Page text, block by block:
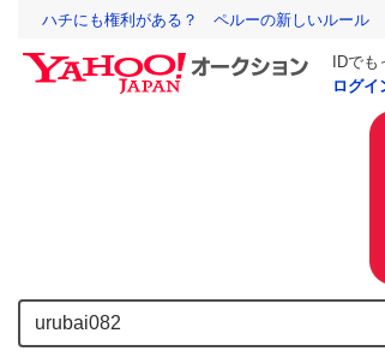
ハチにも権利がある？ ペルーの新しいルール
IDで
ログイ